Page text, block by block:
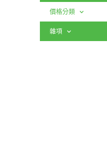
價格分類
雜項